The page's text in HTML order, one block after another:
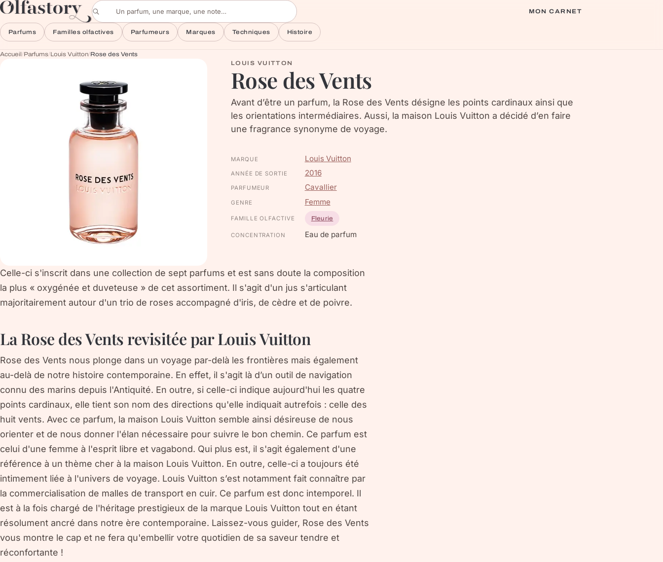
Aller au contenu
Rechercher un parfum
MON CARNET
Parfums Familles olfactives Parfumeurs Marques Techniques Histoire
Accueil/Parfums/Louis Vuitton/Rose des Vents
LOUIS VUITTON
Rose des Vents
Avant d’être un parfum, la Rose des Vents désigne les points cardinaux ainsi que
les orientations intermédiaires. Aussi, la maison Louis Vuitton a décidé d’en faire
une fragrance synonyme de voyage.
MARQUE Louis Vuitton
ANNÉE DE SORTIE 2016
PARFUMEUR Cavallier
GENRE Femme
FAMILLE OLFACTIVE Fleurie
CONCENTRATION Eau de parfum
Celle-ci s'inscrit dans une collection de sept parfums et est sans doute la composition
la plus « oxygénée et duveteuse » de cet assortiment. Il s'agit d'un jus s'articulant
majoritairement autour d'un trio de roses accompagné d'iris, de cèdre et de poivre.
La Rose des Vents revisitée par Louis Vuitton
Rose des Vents nous plonge dans un voyage par-delà les frontières mais également
au-delà de notre histoire contemporaine. En effet, il s'agit là d’un outil de navigation
connu des marins depuis l'Antiquité. En outre, si celle-ci indique aujourd'hui les quatre
points cardinaux, elle tient son nom des directions qu'elle indiquait autrefois : celle des
huit vents. Avec ce parfum, la maison Louis Vuitton semble ainsi désireuse de nous
orienter et de nous donner l'élan nécessaire pour suivre le bon chemin. Ce parfum est
celui d'une femme à l'esprit libre et vagabond. Qui plus est, il s'agit également d'une
référence à un thème cher à la maison Louis Vuitton. En outre, celle-ci a toujours été
intimement liée à l'univers de voyage. Louis Vuitton s’est notamment fait connaître par
la commercialisation de malles de transport en cuir. Ce parfum est donc intemporel. Il
est à la fois chargé de l'héritage prestigieux de la marque Louis Vuitton tout en étant
résolument ancré dans notre ère contemporaine. Laissez-vous guider, Rose des Vents
vous montre le cap et ne fera qu'embellir votre quotidien de sa saveur tendre et
réconfortante !